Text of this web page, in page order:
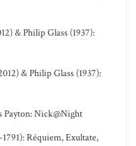
& Philip Glass (1937):
& Philip Glass (1937):
Payton: Nick@Night
Réquiem, Exultate,